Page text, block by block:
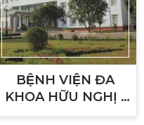
BỆNH VIỆN ĐA
KHOA HỮU NGHỊ -